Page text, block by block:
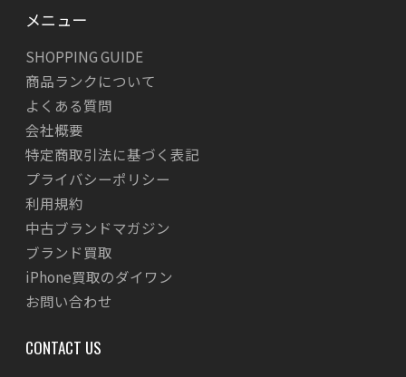
CONTACT US
メニュー
SHOPPING GUIDE
商品ランクについて
よくある質問
会社概要
特定商取引法に基づく表記
プライバシーポリシー
利用規約
中古ブランドマガジン
ブランド買取
iPhone買取のダイワン
お問い合わせ